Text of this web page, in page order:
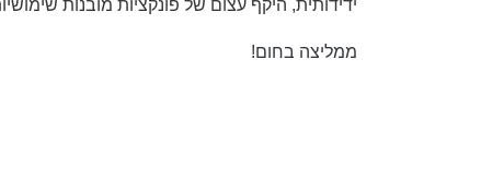
ידידותית, היקף עצום של פונקציות מובנות שימושיות
ממליצה בחום!